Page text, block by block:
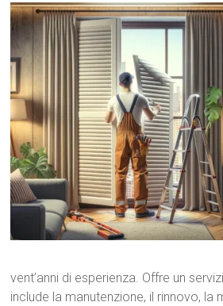
vent’anni di esperienza. Offre un
include la manutenzione, il rinnovo, la